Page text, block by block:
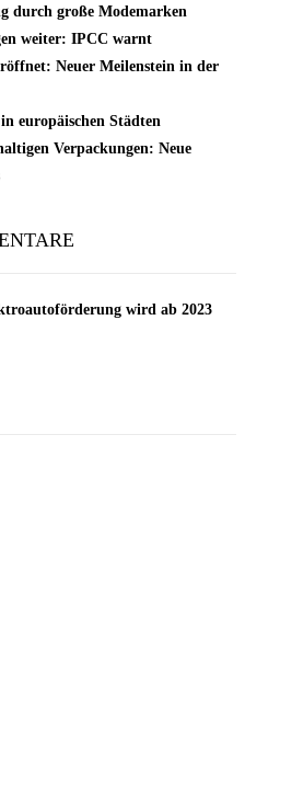
durch große Modemarken
weiter: IPCC warnt
Neuer Meilenstein in der
europäischen Städten
Verpackungen: Neue
wird ab 2023